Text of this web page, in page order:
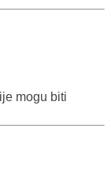
mogu biti